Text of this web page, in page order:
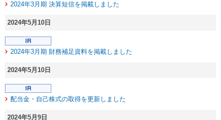
2024年3月期 決算短信を掲載しました
2024年5月10日
2024年3月期 財務補足資料を掲載しました
2024年5月10日
配当金・自己株式の取得を更新しました
2024年5月9日